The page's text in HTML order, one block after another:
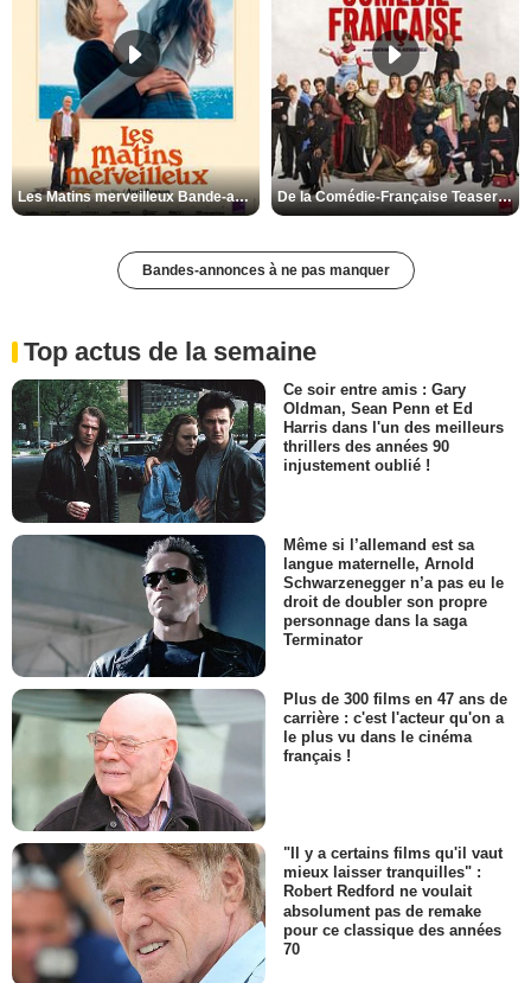
Les Matins merveilleux Bande-annonce VF De la Comédie-Française Teaser VF
Bandes-annonces à ne pas manquer
Top actus de la semaine
Ce soir entre amis : Gary
Oldman, Sean Penn et Ed
Harris dans l'un des meilleurs
thrillers des années 90
injustement oublié !
Même si l’allemand est sa
langue maternelle, Arnold
Schwarzenegger n’a pas eu le
droit de doubler son propre
personnage dans la saga
Terminator
Plus de 300 films en 47 ans de
carrière : c'est l'acteur qu'on a
le plus vu dans le cinéma
français !
"Il y a certains films qu'il vaut
mieux laisser tranquilles" :
Robert Redford ne voulait
absolument pas de remake
pour ce classique des années
70